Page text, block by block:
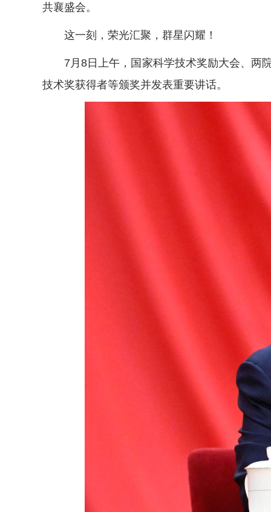
共襄盛会。
这一刻，荣光汇聚，群星闪耀！
7月8日上午，国家科学技术奖励大会、两院
技术奖获得者等颁奖并发表重要讲话。